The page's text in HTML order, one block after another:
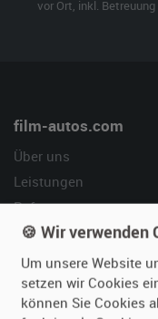
vor Ort, inkl.
film-autos.com
Über uns
Leistungen
Referenzen
Kundenmeinungen
Vermieten
Oldtimer anmelden
🍪 Wir verwenden
Um unsere Website
setzen wir Cookies
können Sie Cookies